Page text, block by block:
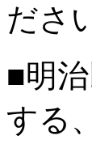
ださ
■明
する